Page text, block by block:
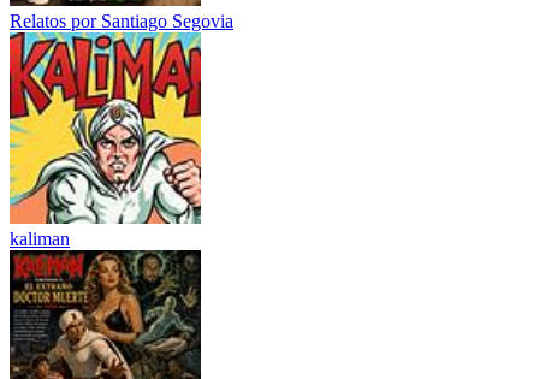
Relatos por Santiago Segovia
kaliman